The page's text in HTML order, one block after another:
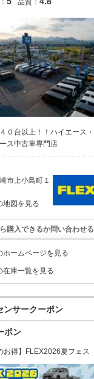
品質：
０台以上！！ハイエース・
ス中古車専門店
市上小鳥町１
地図を見る
購入できるか問い合わせる
ホームページを見る
在庫一覧を見る
ンサークーポン
ポン
お得】FLEX2026夏フェス